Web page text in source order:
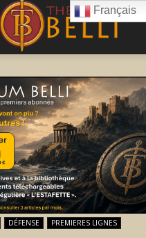
DÉFENSE PREMIERES LIGNES
Français